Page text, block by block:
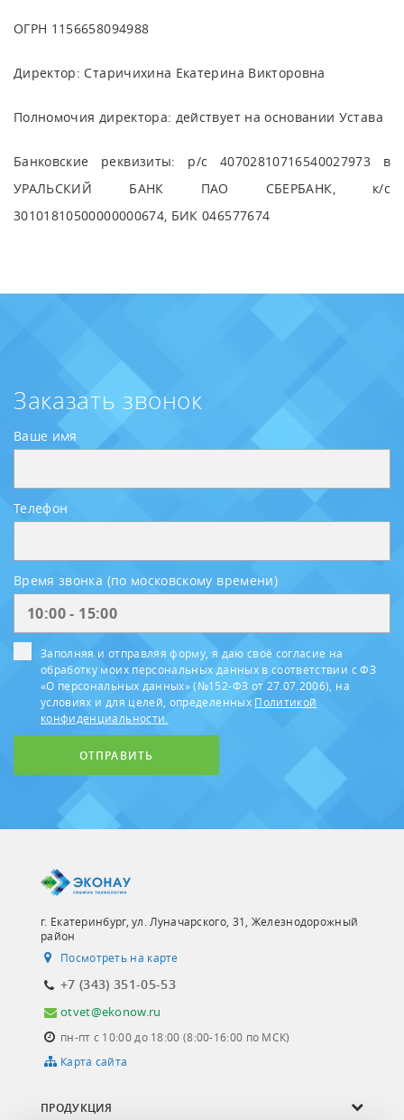
ОГРН 1156658094988
Директор: Старичихина Екатерина Викторовна
Полномочия директора: действует на основании Устава
Банковские реквизиты: р/с 40702810716540027973 в
УРАЛЬСКИЙ БАНК ПАО СБЕРБАНК, к/с
30101810500000000674, БИК 046577674
Заказать звонок
Ваше имя
Телефон
Время звонка (по московскому времени)
Заполняя и отправляя форму, я даю своё согласие на
обработку моих персональных данных в соответствии с ФЗ
«О персональных данных» (№152-ФЗ от 27.07.2006), на
условиях и для целей, определенных Политикой
конфиденциальности.
ОТПРАВИТЬ
г. Екатеринбург, ул. Луначарского, 31, Железнодорожный
район
Посмотреть на карте
+7 (343) 351-05-53
otvet@ekonow.ru
пн-пт с 10:00 до 18:00 (8:00-16:00 по МСК)
Карта сайта
ПРОДУКЦИЯ